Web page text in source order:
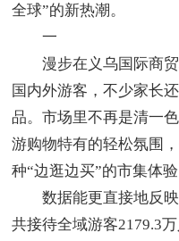
全球”的新热潮。
一
漫步在义乌国际商贸
国内外游客，不少家长
品。市场里不再是清一
游购物特有的轻松氛围
种“边逛边买”的市集体验
数据能更直接地反映
共接待全域游客2179.3